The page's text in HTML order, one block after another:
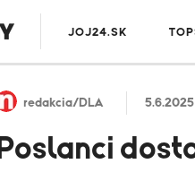
JOJ24.SK
redakcia/DLA 5.6.2025
Poslanci